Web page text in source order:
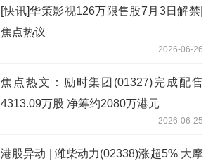
[快讯]华策影视126万限售股7月3日解禁|
焦点热议
2026-06-26
焦点热文：励时集团(01327)完成配售
4313.09万股 净筹约2080万港元
2026-06-25
港股异动 | 潍柴动力(02338)涨超5% 大摩